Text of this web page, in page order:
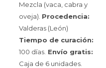
Mezcla (vaca, cabra y
oveja). Procedencia:
Valderas (León)
Tiempo de curación:
100 días. Envío gratis:
Caja de 6 unidades.